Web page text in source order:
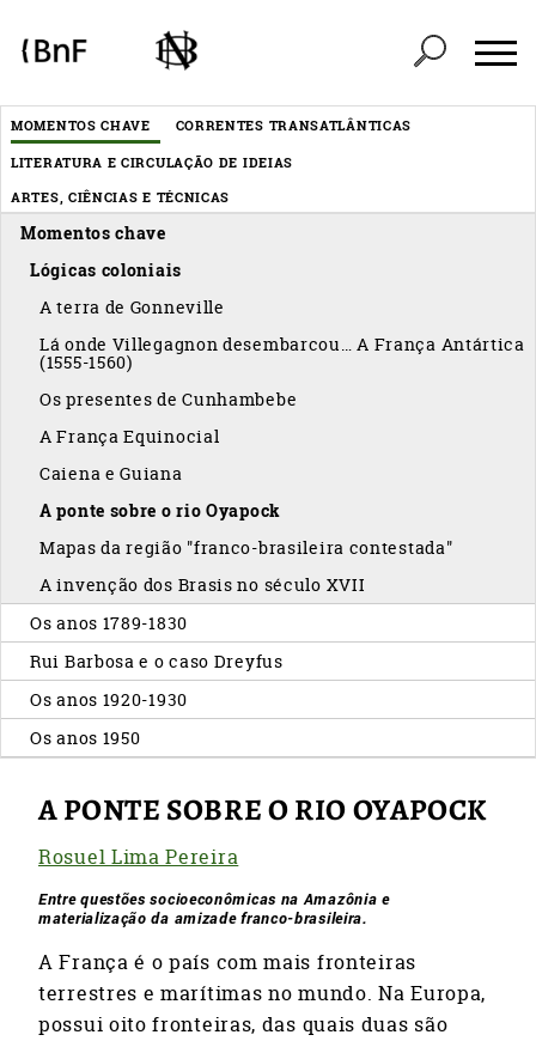
Menu
éditorial
MOMENTOS CHAVE CORRENTES TRANSATLÂNTICAS
LITERATURA E CIRCULAÇÃO DE IDEIAS
ARTES, CIÊNCIAS E TÉCNICAS
Momentos chave
Lógicas coloniais
A terra de Gonneville
Lá onde Villegagnon desembarcou… A França Antártica
(1555-1560)
Os presentes de Cunhambebe
A França Equinocial
Caiena e Guiana
A ponte sobre o rio Oyapock
Mapas da região "franco-brasileira contestada"
A invenção dos Brasis no século XVII
Os anos 1789-1830
Rui Barbosa e o caso Dreyfus
Os anos 1920-1930
Os anos 1950
A PONTE SOBRE O RIO OYAPOCK
Rosuel Lima Pereira
Entre questões socioeconômicas na Amazônia e
materialização da amizade franco-brasileira.
A França é o país com mais fronteiras
terrestres e marítimas no mundo. Na Europa,
possui oito fronteiras, das quais duas são